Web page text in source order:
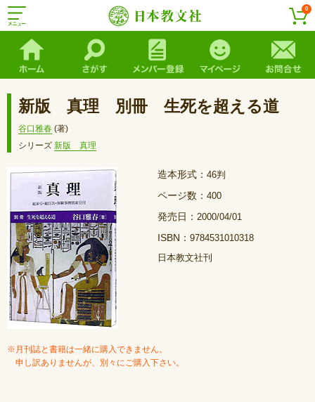
0
新版 真理 別冊 生死を超える道
谷口雅春 (著)
シリーズ 新版 真理
造本形式： 46判
ページ数： 400
発売日： 2000/04/01
ISBN： 9784531010318
日本教文社刊
※月刊誌と書籍は一緒に購入できません。
申し訳ありませんが、別々にご購入下さい。